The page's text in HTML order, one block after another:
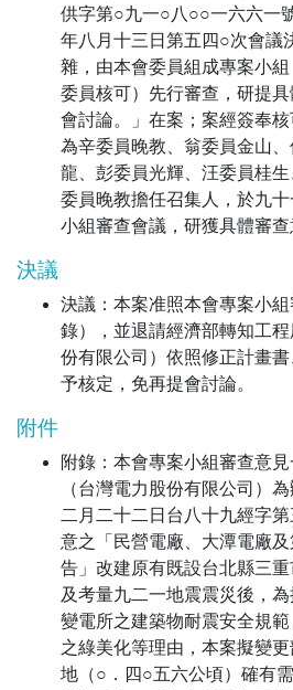
供字第○九一○八○○一六六一
年八月十三日第五四○次會議
雜，由本會委員組成專案小
委員核可）先行審查，研提
會討論。」在案；案經簽奉
為辛委員晚教、翁委員金山
龍、彭委員光輝、汪委員桂
委員晚教擔任召集人，於九
小組審查會議，研獲具體審查
決議
決議：本案准照本會專案小
錄），並退請經濟部轉知工
份有限公司）依照修正計畫
予核定，免再提會討論。
附件
附錄：本會專案小組審查意
（台灣電力股份有限公司）
二月二十二日台八十九經字
意之「民營電廠、大潭電廠
告」改建原有既設台北縣三
及考量九二一地震震災後，
變電所之建築物耐震安全規
之綠美化等理由，本案擬變
地（○．四○五六公頃）確有